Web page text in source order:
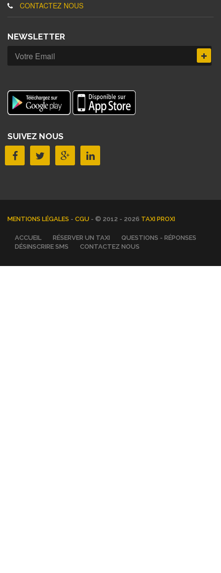
CONTACTEZ NOUS
NEWSLETTER
SUIVEZ NOUS
MENTIONS LÉGALES - CGU - © 2012 - 2026 TAXI PROXI
ACCUEIL RÉSERVER UN TAXI
QUESTIONS - RÉPONSES
DÉSINSCRIRE SMS
CONTACTEZ NOUS